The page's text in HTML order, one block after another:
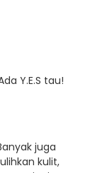
Y.E.S tau!
juga
kulit,